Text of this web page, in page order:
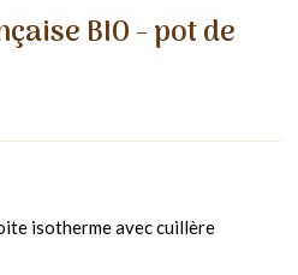
BIO - pot de
isotherme avec cuillère